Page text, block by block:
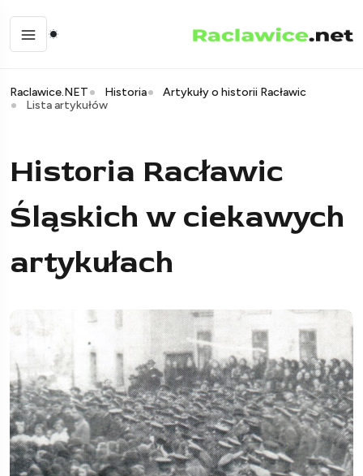
Raclawice.NET Historia
Artykuły o historii Racławic
Lista artykułów
Historia Racławic
Śląskich w ciekawych
artykułach